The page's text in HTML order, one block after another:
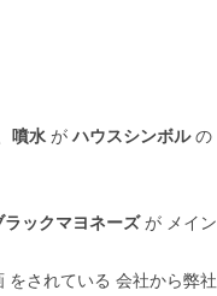
噴水 が ハウスシンボルの
ラックマヨネーズが メイ
をされている 会社から弊